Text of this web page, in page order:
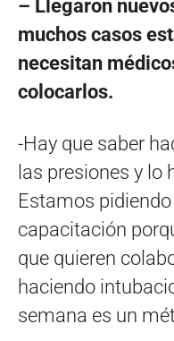
– Llegaron
muchos casos
necesitan
colocarlos.
-Hay que saber
las presiones y lo
Estamos
capacitación
que quieren
haciendo
semana es un